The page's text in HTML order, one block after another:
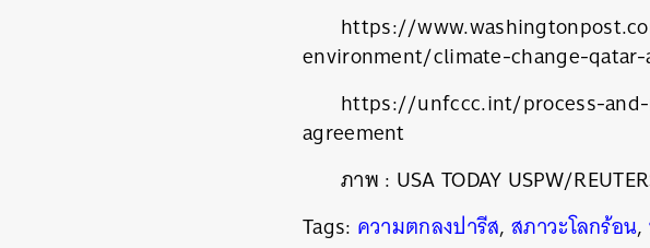
https://
environment/climate-change-
https://unfccc.int/process-
agreement
ภาพ : USA TODAY USPW/
Tags: ความตกลงปารีส,สภาวะโลกร้อน,